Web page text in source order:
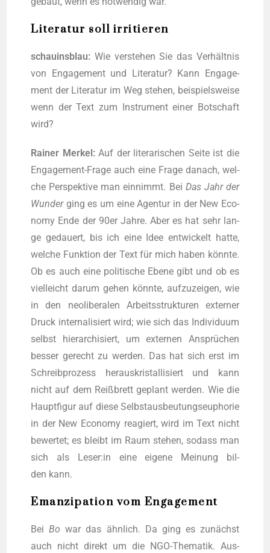
Literatur soll irritieren
schau­ins­blau: Wie ver­ste­hen Sie das Ver­hält­nis
von Enga­ge­ment und Lite­ra­tur? Kann Enga­ge­
ment der Lite­ra­tur im Weg ste­hen, bei­spiels­wei­se
wenn der Text zum Instru­ment einer Bot­schaft
wird?
Rai­ner Mer­kel:Auf der lite­ra­ri­schen Sei­te ist die
Enga­ge­ment-Fra­ge auch eine Fra­ge danach, wel­
che Per­spek­ti­ve man ein­nimmt. Bei Das Jahr der
Wun­derging es um eine Agen­tur in der New Eco­
no­my Ende der 90er Jah­re. Aber es hat sehr lan­
ge gedau­ert, bis ich eine Idee ent­wi­ckelt hat­te,
wel­che Funk­ti­on der Text für mich haben könn­te.
Ob es auch eine poli­ti­sche Ebe­ne gibt und ob es
viel­leicht dar­um gehen könn­te, auf­zu­zei­gen, wie
in den neo­li­be­ra­len Arbeits­struk­tu­ren exter­ner
Druck inter­na­li­siert wird; wie sich das Indi­vi­du­um
selbst hier­ar­chi­siert, um exter­nen Ansprü­chen
bes­ser gerecht zu wer­den. Das hat sich erst im
Schreib­pro­zess her­aus­kris­tal­li­siert und kann
nicht auf dem Reiß­brett geplant wer­den. Wie die
Haupt­fi­gur auf die­se Selbst­aus­beu­tungs­eu­pho­rie
in der New Eco­no­my reagiert, wird im Text nicht
bewer­tet; es bleibt im Raum ste­hen, sodass man
sich als Leser:in eine eige­ne Mei­nung bil­
den kann.
Emanzipation vom Engagement
BeiBo war das ähn­lich. Da ging es zunächst
auch nicht direkt um die NGO-The­ma­tik. Aus­